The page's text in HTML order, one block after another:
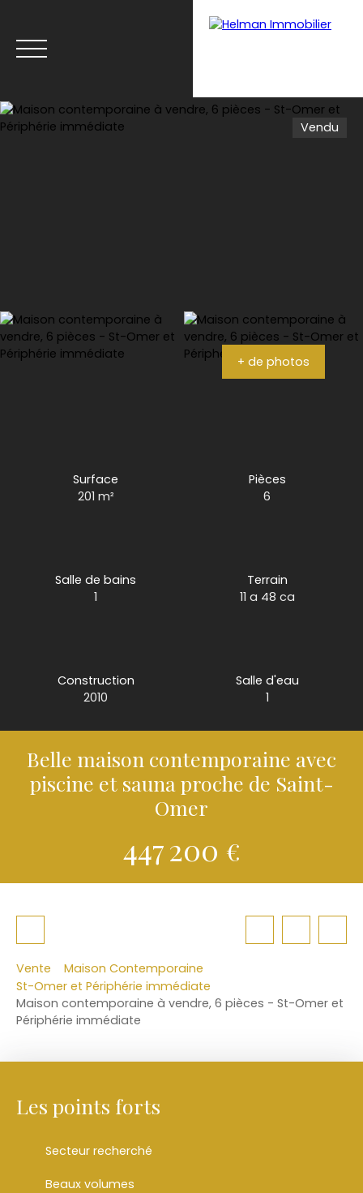
Vendu
+ de photos
Surface
201 m²
Pièces
6
Salle de bains
1
Terrain
11 a 48 ca
Construction
2010
Salle d'eau
1
Belle maison contemporaine avec
piscine et sauna proche de Saint-
Omer
447 200 €
Vente
Maison Contemporaine
St-Omer et Périphérie immédiate
Maison contemporaine à vendre, 6 pièces - St-Omer et
Périphérie immédiate
Les points forts
Secteur recherché
Beaux volumes